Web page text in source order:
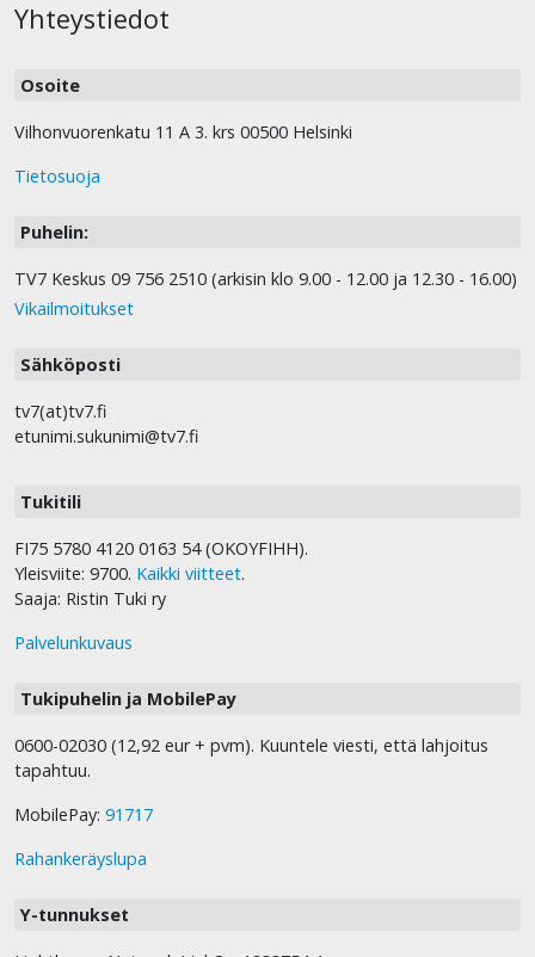
Yhteystiedot
Osoite
Vilhonvuorenkatu 11 A 3. krs 00500 Helsinki
Tietosuoja
Puhelin:
TV7 Keskus 09 756 2510 (arkisin klo 9.00 - 12.00 ja 12.30 - 16.00)
Vikailmoitukset
Sähköposti
tv7(at)tv7.fi
etunimi.sukunimi@tv7.fi
Tukitili
FI75 5780 4120 0163 54 (OKOYFIHH).
Yleisviite: 9700. Kaikki viitteet.
Saaja: Ristin Tuki ry
Palvelunkuvaus
Tukipuhelin ja MobilePay
0600-02030 (12,92 eur + pvm). Kuuntele viesti, että lahjoitus
tapahtuu.
MobilePay: 91717
Rahankeräyslupa
Y-tunnukset